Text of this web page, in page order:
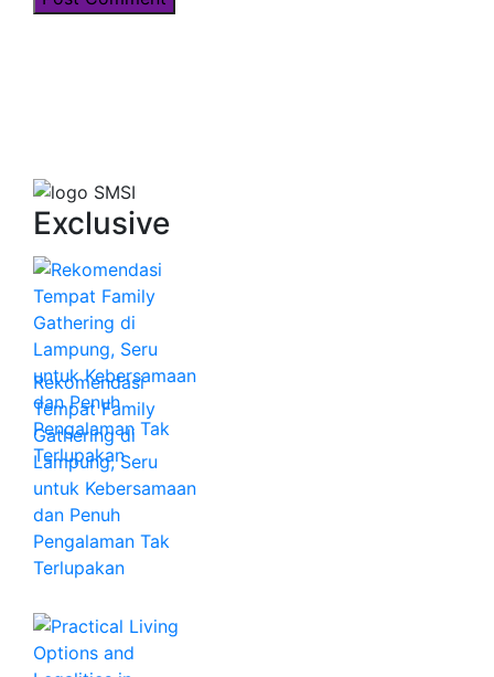
Exclusive
Rekomendasi
Tempat Family
Gathering di
Lampung, Seru
untuk Kebersamaan
dan Penuh
Pengalaman Tak
Terlupakan